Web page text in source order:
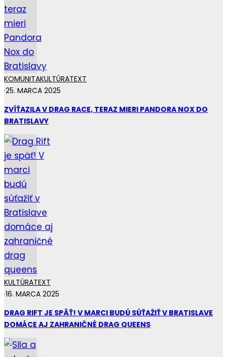
KOMUNITAKULTÚRATEXT
·25. MARCA 2025
ZVÍŤAZILA V DRAG RACE, TERAZ MIERI PANDORA NOX DO
BRATISLAVY
KULTÚRATEXT
·16. MARCA 2025
DRAG RIFT JE SPÄŤ! V MARCI BUDÚ SÚŤAŽIŤ V BRATISLAVE
DOMÁCE AJ ZAHRANIČNÉ DRAG QUEENS